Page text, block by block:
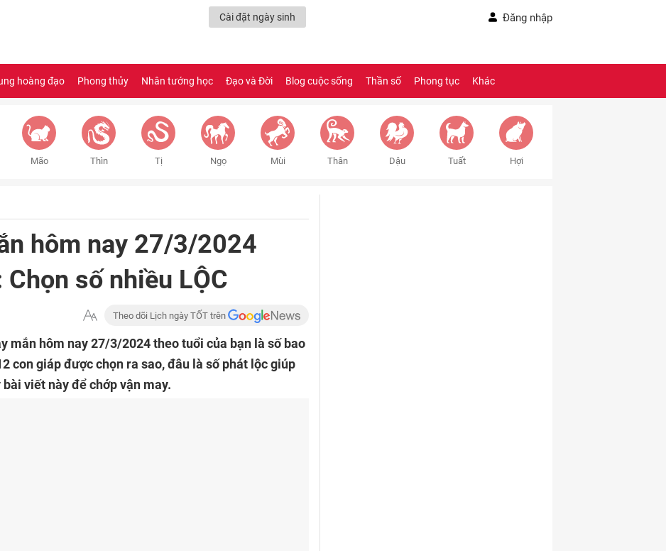
Cài đặt ngày sinh Đăng nhập
hoàng đạo Phong thủy Nhân tướng học Đạo và Đời Blog cuộc sống Thần số Phong tục Khác
Mão Thìn Tị Ngọ Mùi Thân Dậu Tuất Hợi
hôm nay 27/3/2024
số nhiều LỘC
Theo dõi Lịch ngày TỐT trên
mắn hôm nay 27/3/2024 theo tuổi của bạn là số bao
con giáp được chọn ra sao, đâu là số phát lộc giúp
viết này để chớp vận may.